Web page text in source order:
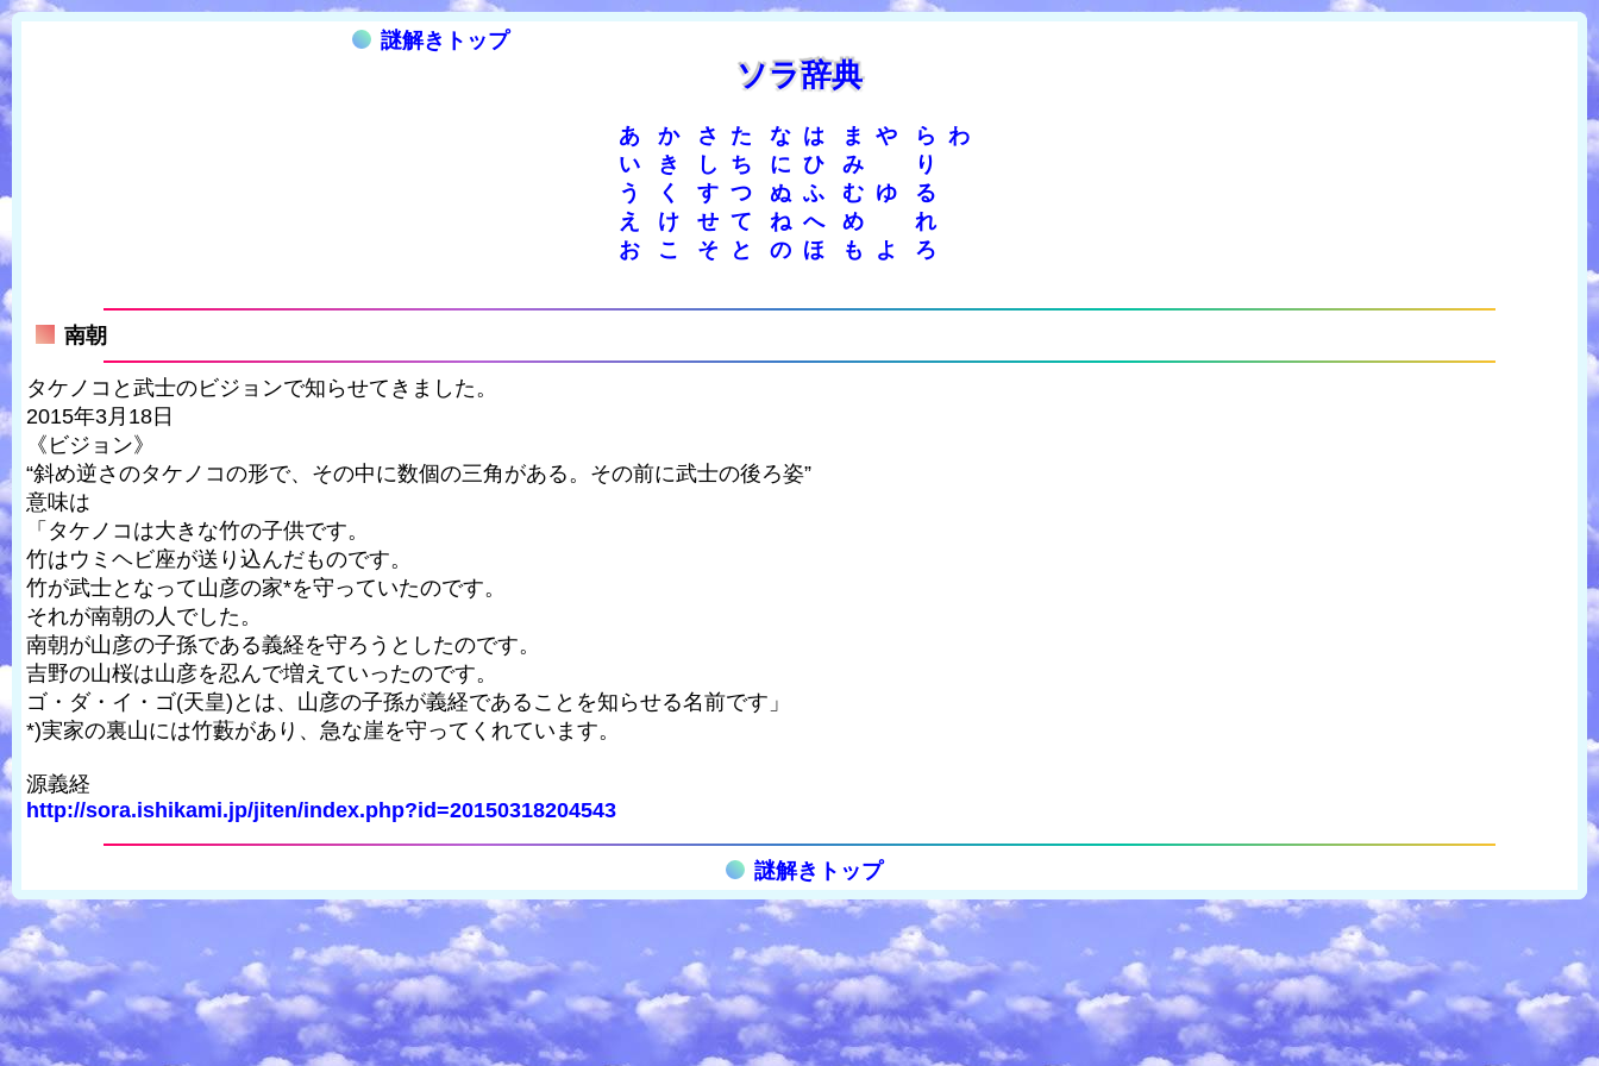
謎解きトップ
ソラ辞典
あ か さ た な は ま や ら わ
い
き し ち に ひ み
り
う
く す つ ぬ ふ む ゆ
る
え
け せ て ね へ め
れ
お
こ そ と の ほ も よ ろ
南朝
タケノコと武士のビジョンで知らせてきました。
2015年3月18日
《ビジョン》
“斜め逆さのタケノコの形で、その中に数個の三角がある。その前に武士の後ろ姿”
意味は
「タケノコは大きな竹の子供です。
竹はウミヘビ座が送り込んだものです。
竹が武士となって山彦の家*を守っていたのです。
それが南朝の人でした。
南朝が山彦の子孫である義経を守ろうとしたのです。
吉野の山桜は山彦を忍んで増えていったのです。
ゴ・ダ・イ・ゴ(天皇)とは、山彦の子孫が義経であることを知らせる名前です」
*)実家の裏山には竹藪があり、急な崖を守ってくれています。
源義経
http://sora.ishikami.jp/jiten/index.php?id=20150318204543
謎解きトップ